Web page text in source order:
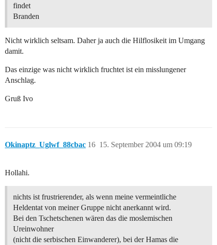
findet
Branden
Nicht wirklich seltsam. Daher ja auch die Hilflosikeit im Umgang
damit.
Das einzige was nicht wirklich fruchtet ist ein misslungener
Anschlag.
Gruß Ivo
Okinaptz_Uglwf_88cbac 15. September 2004 um 09:19
16
Hollahi.
nichts ist frustrierender, als wenn meine vermeintliche
Heldentat von meiner Gruppe nicht anerkannt wird.
Bei den Tschetschenen wären das die moslemischen
Ureinwohner
(nicht die serbischen Einwanderer), bei der Hamas die